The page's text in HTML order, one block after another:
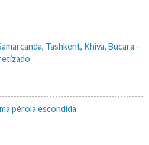
Tashkent, Khiva, Bucara –
pérola escondida